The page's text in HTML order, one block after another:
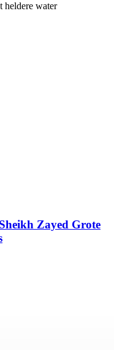
heldere water
Zayed Grote